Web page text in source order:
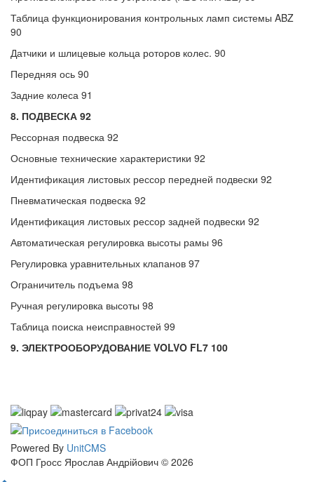
Таблица функционирования контрольных ламп системы ABZ
90
Датчики и шлицевые кольца роторов колес. 90
Передняя ось 90
Задние колеса 91
8. ПОДВЕСКА 92
Рессорная подвеска 92
Основные технические характеристики 92
Идентификация листовых рессор передней подвески 92
Пневматическая подвеска 92
Идентификация листовых рессор задней подвески 92
Автоматическая регулировка высоты рамы 96
Регулировка уравнительных клапанов 97
Ограничитель подъема 98
Ручная регулировка высоты 98
Таблица поиска неисправностей 99
9. ЭЛЕКТРООБОРУДОВАНИЕ VOLVO FL7 100
Powered By UnitCMS
ФОП Гросс Ярослав Андрійович © 2026